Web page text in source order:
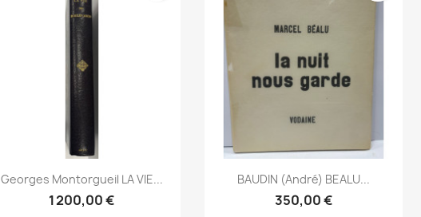
Aperçu rapide
Georges Montorgueil LA VIE...
1 200,00 €
Aperçu rapide
BAUDIN (André) BEALU...
350,00 €